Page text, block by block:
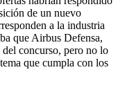
de un nuevo
a la industria
que Airbus Defensa,
concurso, pero no lo
que cumpla con los